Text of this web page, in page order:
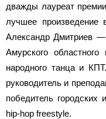
дважды лауреат
лучшее произведение
Александр Дмитриев —
Амурского
народного танца и
руководитель и
победитель городских
hip-hop freestyle.